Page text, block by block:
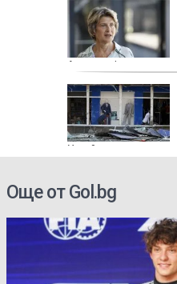
Ангелова!
Украйна
Още от Gol.bg